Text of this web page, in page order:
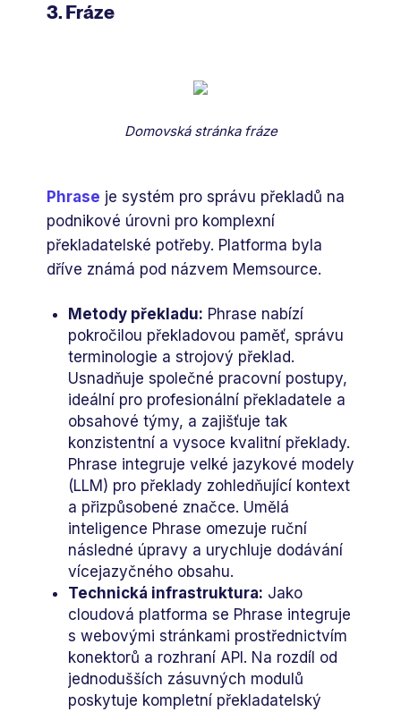
3. Fráze
Domovská stránka fráze
Phrase je systém pro správu překladů na
podnikové úrovni pro komplexní
překladatelské potřeby. Platforma byla
dříve známá pod názvem Memsource.
Metody překladu: Phrase nabízí
pokročilou překladovou paměť, správu
terminologie a strojový překlad.
Usnadňuje společné pracovní postupy,
ideální pro profesionální překladatele a
obsahové týmy, a zajišťuje tak
konzistentní a vysoce kvalitní překlady.
Phrase integruje velké jazykové modely
(LLM) pro překlady zohledňující kontext
a přizpůsobené značce. Umělá
inteligence Phrase omezuje ruční
následné úpravy a urychluje dodávání
vícejazyčného obsahu.
Technická infrastruktura: Jako
cloudová platforma se Phrase integruje
s webovými stránkami prostřednictvím
konektorů a rozhraní API. Na rozdíl od
jednodušších zásuvných modulů
poskytuje kompletní překladatelský